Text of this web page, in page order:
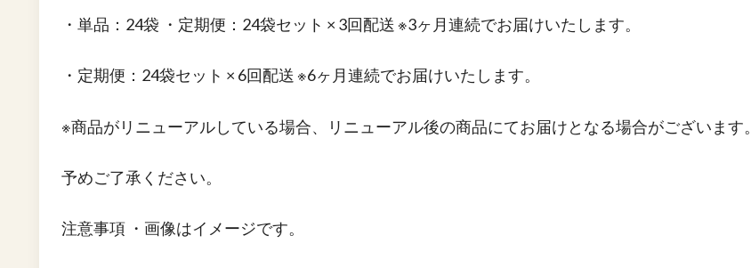
・単品：24袋 ・定期便：24袋セット × 3回配送 ※3ヶ月連続でお届けいたします。
・定期便：24袋セット × 6回配送 ※6ヶ月連続でお届けいたします。
※商品がリニューアルしている場合、リニューアル後の商品にてお届けとなる場合がございます。
予めご了承ください。
注意事項 ・画像はイメージです。